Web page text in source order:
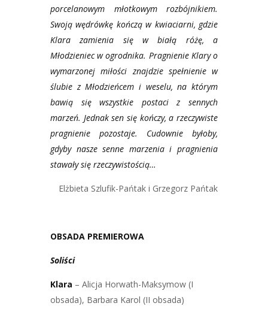
porcelanowym młotkowym rozbójnikiem.
Swoją wędrówkę kończą w kwiaciarni, gdzie
Klara zamienia się w białą różę, a
Młodzieniec w ogrodnika. Pragnienie Klary o
wymarzonej miłości znajdzie spełnienie w
ślubie z Młodzieńcem i weselu, na którym
bawią się wszystkie postaci z sennych
marzeń. Jednak sen się kończy, a rzeczywiste
pragnienie pozostaje. Cudownie byłoby,
gdyby nasze senne marzenia i pragnienia
stawały się rzeczywistością…
Elżbieta Szlufik-Pańtak i Grzegorz Pańtak
OBSADA PREMIEROWA
Soliści
Klara – Alicja Horwath-Maksymow (I
obsada), Barbara Karol (II obsada)